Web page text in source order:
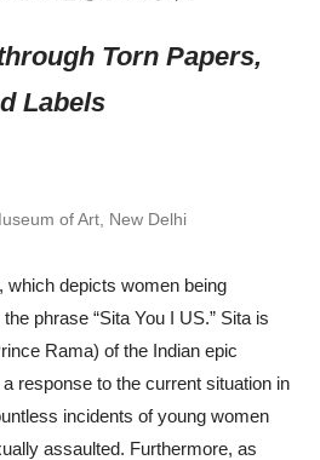
Torn Papers,
Labels
of Art, New Delhi
which depicts women being
phrase “Sita You I US.” Sita is
Rama) of the Indian epic
response to the current situation in
incidents of young women
assaulted. Furthermore, as